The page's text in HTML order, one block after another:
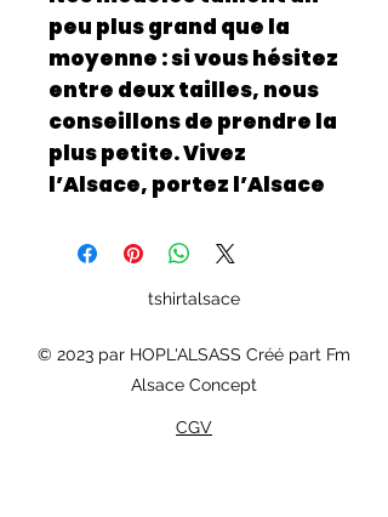
peu plus grand que la
moyenne : si vous hésitez
entre deux tailles, nous
conseillons de prendre la
plus petite. Vivez
l’Alsace, portez l’Alsace
tshirtalsace
© 2023 par HOPL'ALSASS Créé part Fm
Alsace Concept
CGV